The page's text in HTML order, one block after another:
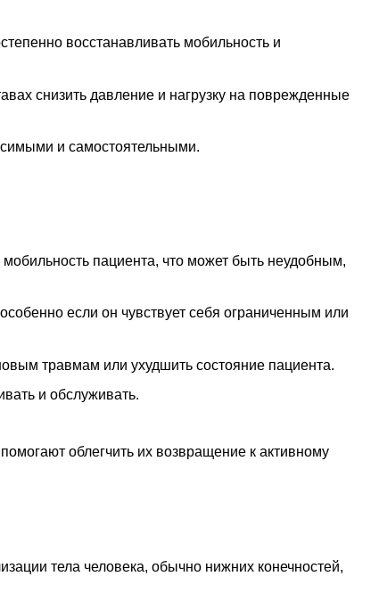
восстанавливать мобильность и
снизить давление и нагрузку на поврежденные
и самостоятельными.
пациента, что может быть неудобным,
если он чувствует себя ограниченным или
травмам или ухудшить состояние пациента.
и обслуживать.
облегчить их возвращение к активному
тела человека, обычно нижних конечностей,